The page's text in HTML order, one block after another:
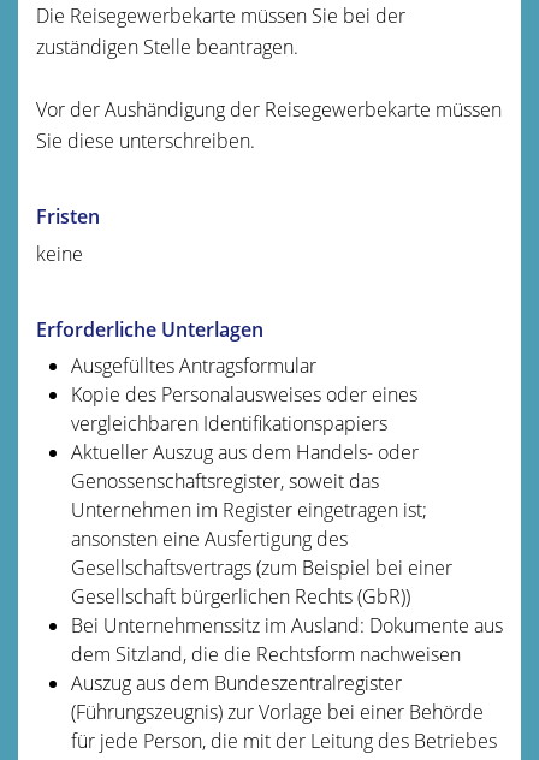
Die Reisegewerbekarte müssen Sie bei der
zuständigen Stelle beantragen.
Vor der Aushändigung der Reisegewerbekarte müssen
Sie diese unterschreiben.
Fristen
keine
Erforderliche Unterlagen
Ausgefülltes Antragsformular
Kopie des Personalausweises oder eines
vergleichbaren Identifikationspapiers
Aktueller Auszug aus dem Handels- oder
Genossenschaftsregister, soweit das
Unternehmen im Register eingetragen ist;
ansonsten eine Ausfertigung des
Gesellschaftsvertrags (zum Beispiel bei einer
Gesellschaft bürgerlichen Rechts (GbR))
Bei Unternehmenssitz im Ausland: Dokumente aus
dem Sitzland, die die Rechtsform nachweisen
Auszug aus dem Bundeszentralregister
(Führungszeugnis) zur Vorlage bei einer Behörde
für jede Person, die mit der Leitung des Betriebes